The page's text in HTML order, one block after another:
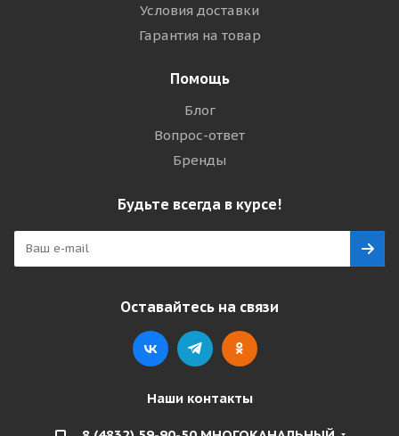
Условия доставки
Гарантия на товар
Помощь
Блог
Вопрос-ответ
Бренды
Будьте всегда в курсе!
Оставайтесь на связи
Наши контакты